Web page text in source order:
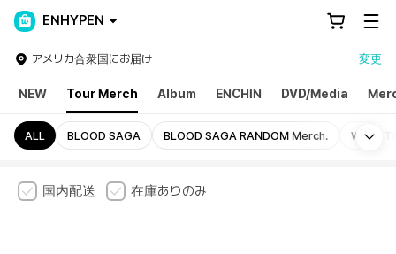
ENHYPEN
アメリカ合衆国にお届け 変更
NEW Tour Merch Album ENCHIN DVD/Media
ALL BLOOD SAGA BLOOD SAGA RANDOM Merch. WALK
国内配送 在庫ありのみ